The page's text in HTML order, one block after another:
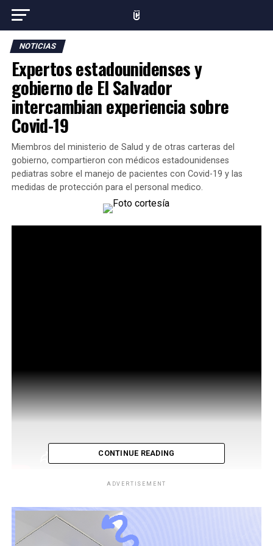
NOTICIAS
Expertos estadounidenses y
gobierno de El Salvador
intercambian experiencia sobre
Covid-19
Miembros del ministerio de Salud y de otras carteras del
gobierno, compartieron con médicos estadounidenses
pediatras sobre el manejo de pacientes con Covid-19 y las
medidas de protección para el personal medico.
gobierno, compartieron con médicos estadounidenses
pediatras sobre el manejo de pacientes con Covid-19 y
CONTINUE READING
ADVERTISEMENT